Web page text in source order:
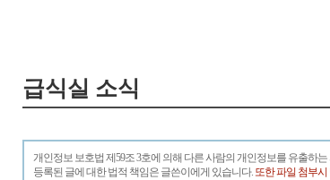
급식실 소식
개인정보 보호법 제59조 3호에 의해 다른 사람의 개인정보를 유출하
등록된 글에 대한 법적 책임은 글쓴이에게 있습니다. 또한 파일 첨부